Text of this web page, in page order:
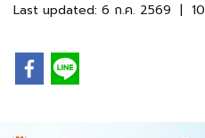
Last updated: 6 ก.ค. 2569 |